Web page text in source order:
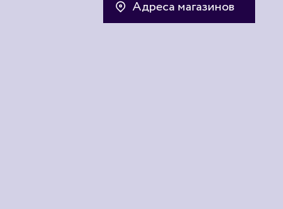
Адреса магазинов